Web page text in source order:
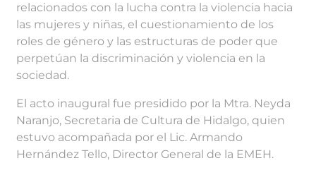
relacionados con la lucha contra la violencia hacia
las mujeres y niñas, el cuestionamiento de los
roles de género y las estructuras de poder que
perpetúan la discriminación y violencia en la
sociedad.
El acto inaugural fue presidido por la Mtra. Neyda
Naranjo, Secretaria de Cultura de Hidalgo, quien
estuvo acompañada por el Lic. Armando
Hernández Tello, Director General de la EMEH.